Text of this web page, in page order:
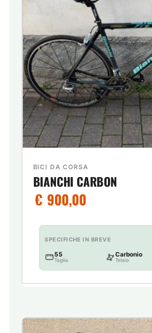
BICI DA CORSA
BIANCHI CARBON
€ 900,00
SPECIFICHE IN BREVE
55
Taglia
Carbonio
Telaio